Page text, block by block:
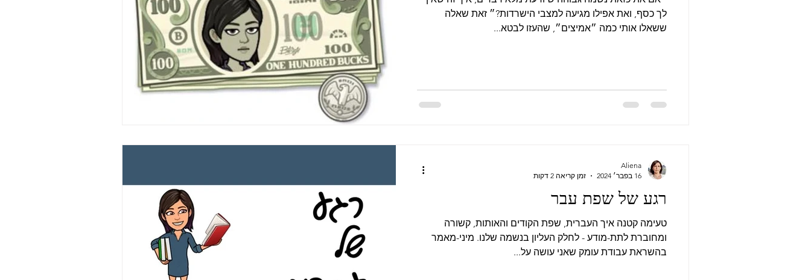
לך כסף, ואת אפילו מגיעה למצבי הישרדות?״ זאת שאלה
ששאלו אותי כמה ״אמיצים״, שהעזו לבטא...
רגע של שפת עבר
טעימה קטנה איך העברית, שפת הקודים והאותות, קשורה
ומחוברת לתת-מודע - לחלק העליון בנשמה שלנו. מיני-מאמר
בהשראת עבודת עומק שאני עושה על...
Aliena
16 בפבר׳ 2024
זמן קריאה 2 דקות